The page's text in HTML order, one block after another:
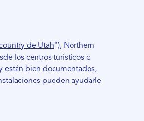
de Utah"), Northern
los centros turísticos o
están bien documentados,
pueden ayudarle